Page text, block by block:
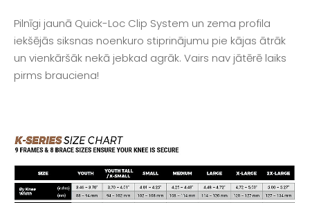
Pilnīgi jaunā Quick-Loc Clip System un zema profila
iekšējās siksnas noenkuro stiprinājumu pie kājas ātrāk
un vienkāršāk nekā jebkad agrāk. Vairs nav jātērē laiks
pirms brauciena!